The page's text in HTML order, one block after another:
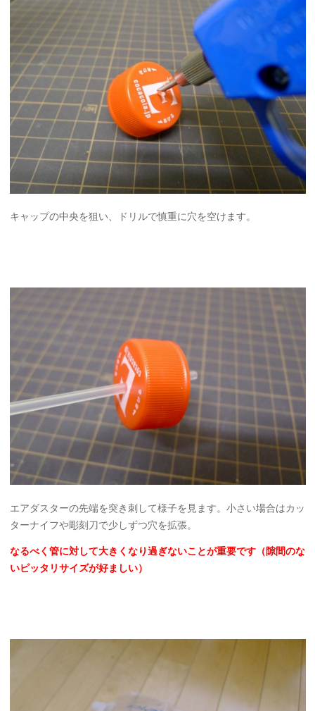
キャップの中央を狙い、ドリルで慎重に穴を空けます。
エアダスターの先端を突き刺して様子を見ます。小さい場合はカッ
ターナイフや彫刻刀で少しずつ穴を拡張。
なるべく管に対して大きくなり過ぎないことが重要です（隙間のな
いピッタリサイズが好ましい）